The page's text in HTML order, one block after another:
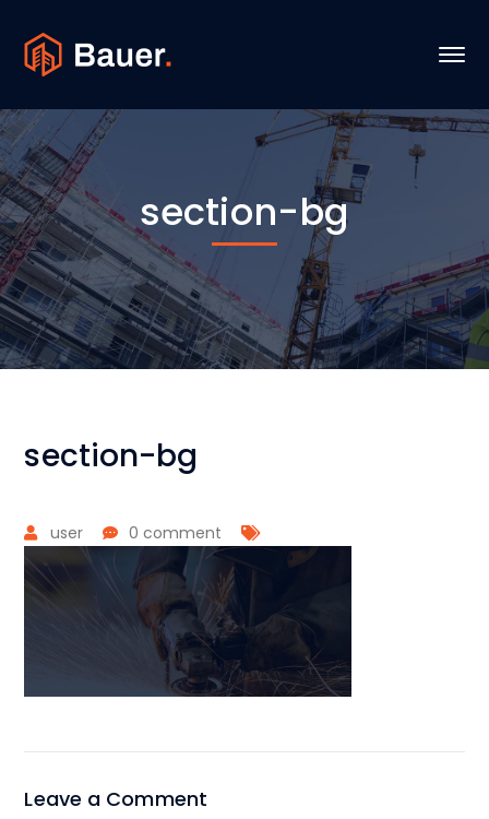
section-bg
section-bg
user 0 comment
Leave a Comment